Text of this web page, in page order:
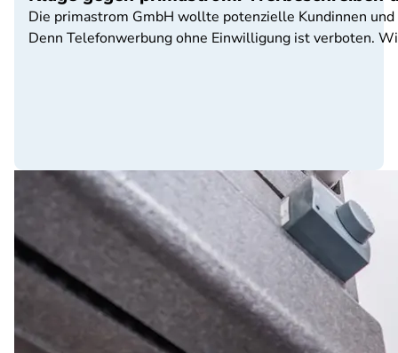
Die primastrom GmbH wollte potenzielle Kundinnen
Denn Telefonwerbung ohne Einwilligung ist verboten.